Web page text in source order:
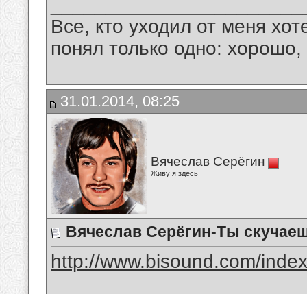
Все, кто уходил от меня
понял только одно:
31.01.2014, 08:25
Вячеслав Серёгин
Живу я здесь
Вячеслав Серёгин-Ты
http://www.bisound.com/